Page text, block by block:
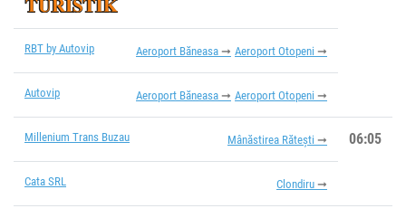
RBT by Autovip Aeroport Băneasa Aeroport Otopeni
Autovip Aeroport Băneasa Aeroport Otopeni
Millenium Trans Buzau Mânăstirea Rătești 06:05
Cata SRL Clondiru